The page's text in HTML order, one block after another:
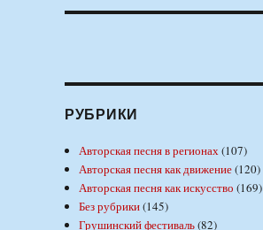
РУБРИКИ
Авторская песня в регионах(107)
Авторская песня как движение(120)
Авторская песня как искусство (169)
Без рубрики(145)
Грушинский фестиваль(82)